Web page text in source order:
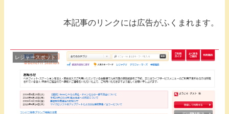
本記事のリンクには広告がふくまれます。
レジャースポット